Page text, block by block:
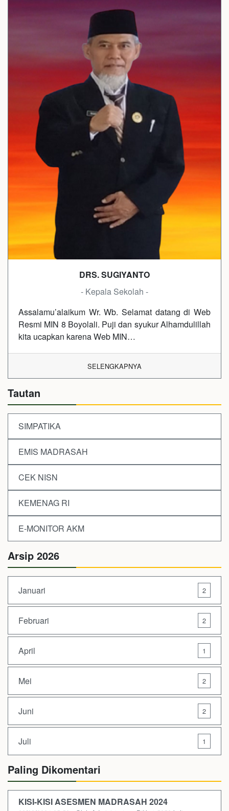
DRS. SUGIYANTO
- Kepala Sekolah -
Assalamu’alaikum Wr. Wb. Selamat datang di Web
Resmi MIN 8 Boyolali. Puji dan syukur Alhamdulillah
kita ucapkan karena Web MIN…
SELENGKAPNYA
Tautan
SIMPATIKA
EMIS MADRASAH
CEK NISN
KEMENAG RI
E-MONITOR AKM
Arsip 2026
Januari 2
Februari 2
April 1
Mei 2
Juni 2
Juli 1
Paling Dikomentari
KISI-KISI ASESMEN MADRASAH 2024